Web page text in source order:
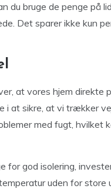
du bruge de penge på
Det sparer ikke kun
at vores hjem direkte
i at sikre, at vi trækker
med fugt, hvilket
god isolering,
uden for